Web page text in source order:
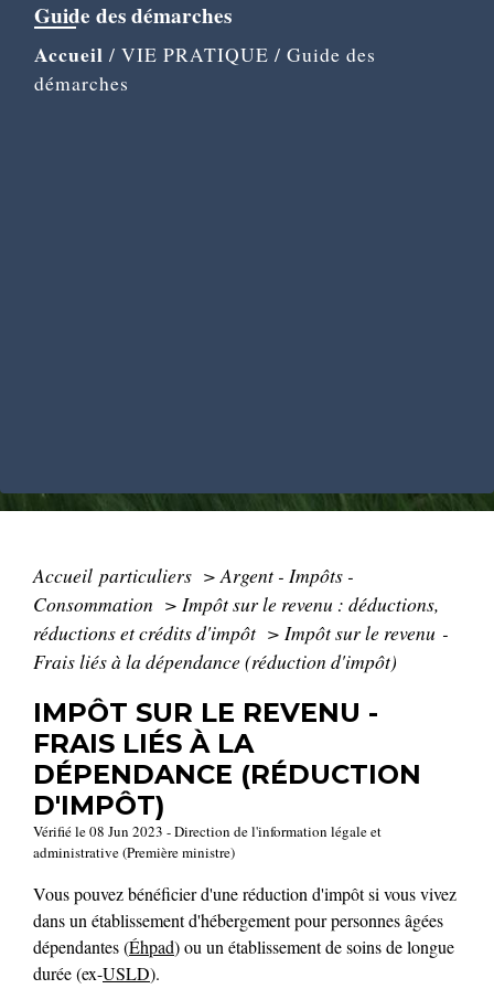
Guide des démarches
Accueil / VIE PRATIQUE / Guide des
démarches
Accueil particuliers > Argent - Impôts -
Consommation > Impôt sur le revenu : déductions,
réductions et crédits d'impôt > Impôt sur le revenu -
Frais liés à la dépendance (réduction d'impôt)
IMPÔT SUR LE REVENU -
FRAIS LIÉS À LA
DÉPENDANCE (RÉDUCTION
D'IMPÔT)
Vérifié le 08 Jun 2023 - Direction de l'information légale et
administrative (Première ministre)
Vous pouvez bénéficier d'une réduction d'impôt si vous vivez
dans un établissement d'hébergement pour personnes âgées
dépendantes (Éhpad) ou un établissement de soins de longue
durée (ex-USLD).